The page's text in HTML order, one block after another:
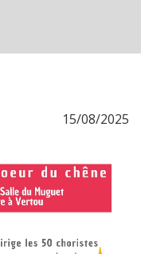
15/08/2025